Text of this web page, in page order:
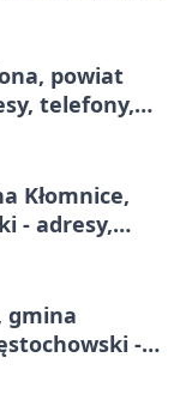
powiat
telefony,
Kłomnice,
- adresy,
gmina
-